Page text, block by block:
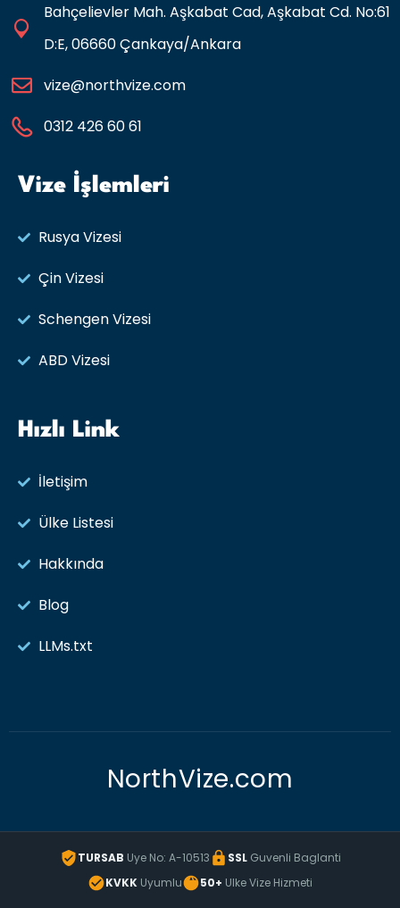
Bahçelievler Mah. Aşkabat Cad, Aşkabat Cd. No:61
D:E, 06660 Çankaya/Ankara
vize@northvize.com
0312 426 60 61
Vize İşlemleri
Rusya Vizesi​
Çin Vizesi
Schengen Vizesi
ABD Vizesi
Hızlı Link
İletişim
Ülke Listesi
Hakkında
Blog
LLMs.txt
NorthVize.com
TURSAB Uye No: A-10513 SSLGuvenli Baglanti
KVKK Uyumlu 50+ Ulke Vize Hizmeti